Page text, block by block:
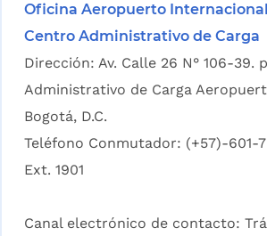
Oficina Aeropuerto
Centro Administrativo de Carga
Dirección: Av. Calle 26 N° 106-39.
Administrativo de Carga
Bogotá, D.C.
Teléfono Conmutador: (+57)-601-
Ext. 1901
Canal electrónico de contacto: